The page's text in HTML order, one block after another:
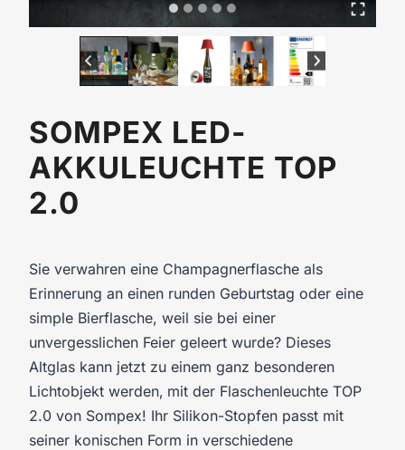
SOMPEX LED-
AKKULEUCHTE TOP
2.0
Sie verwahren eine Champagnerflasche als
Erinnerung an einen runden Geburtstag oder eine
simple Bierflasche, weil sie bei einer
unvergesslichen Feier geleert wurde? Dieses
Altglas kann jetzt zu einem ganz besonderen
Lichtobjekt werden‚ mit der Flaschenleuchte TOP
2.0 von Sompex! Ihr Silikon-Stopfen passt mit
seiner konischen Form in verschiedene